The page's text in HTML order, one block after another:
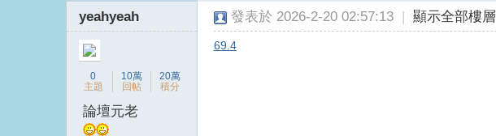
yeahyeah
0
主題
10萬
回帖
20萬
積分
論壇元老
發表於 2026-2-20 02:57:13 | 顯示全部樓層
69.4